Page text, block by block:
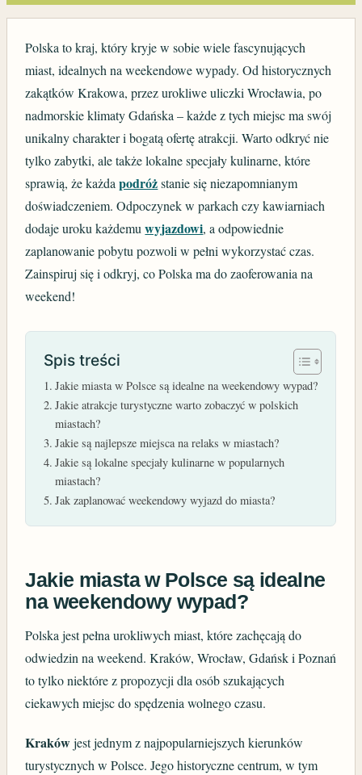
Polska to kraj, który kryje w sobie wiele fascynujących
miast, idealnych na weekendowe wypady. Od historycznych
zakątków Krakowa, przez urokliwe uliczki Wrocławia, po
nadmorskie klimaty Gdańska – każde z tych miejsc ma swój
unikalny charakter i bogatą ofertę atrakcji. Warto odkryć nie
tylko zabytki, ale także lokalne specjały kulinarne, które
sprawią, że każdapodróżstanie się niezapomnianym
doświadczeniem. Odpoczynek w parkach czy kawiarniach
dodaje uroku każdemuwyjazdowi, a odpowiednie
zaplanowanie pobytu pozwoli w pełni wykorzystać czas.
Zainspiruj się i odkryj, co Polska ma do zaoferowania na
weekend!
Spis treści
Jakie miasta w Polsce są idealne na weekendowy wypad?
Jakie atrakcje turystyczne warto zobaczyć w polskich
miastach?
Jakie są najlepsze miejsca na relaks w miastach?
Jakie są lokalne specjały kulinarne w popularnych
miastach?
Jak zaplanować weekendowy wyjazd do miasta?
Jakie miasta w Polsce są idealne
na weekendowy wypad?
Polska jest pełna urokliwych miast, które zachęcają do
odwiedzin na weekend. Kraków, Wrocław, Gdańsk i Poznań
to tylko niektóre z propozycji dla osób szukających
ciekawych miejsc do spędzenia wolnego czasu.
Krakówjest jednym z najpopularniejszych kierunków
turystycznych w Polsce. Jego historyczne centrum, w tym